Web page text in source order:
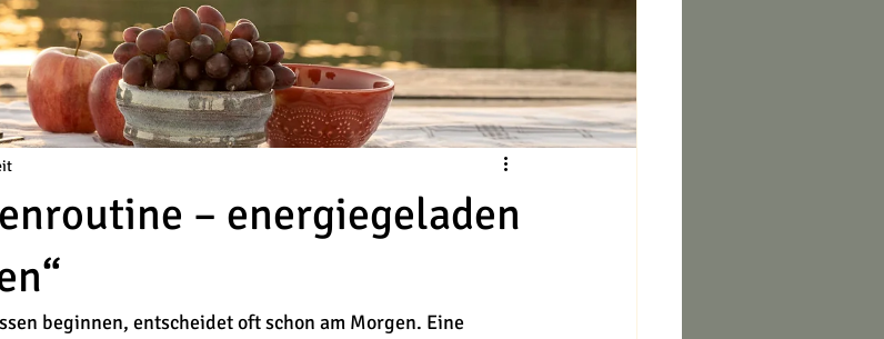
– energiegeladen
beginnen, entscheidet oft schon am Morgen. Eine